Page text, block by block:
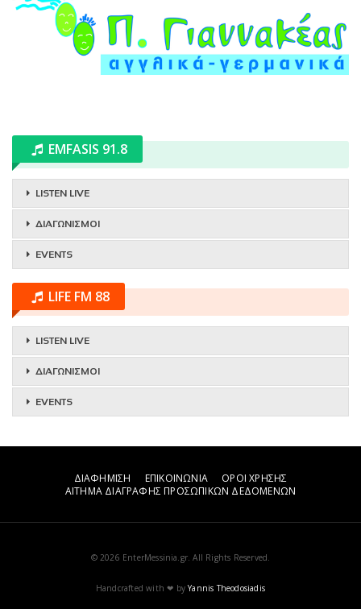
EMFASIS 91.8
LISTEN LIVE
ΔΙΑΓΩΝΙΣΜΟΙ
EVENTS
LIFE FM 88
LISTEN LIVE
ΔΙΑΓΩΝΙΣΜΟΙ
EVENTS
ΔΙΑΦΗΜΙΣΗ ΕΠΙΚΟΙΝΩΝΙΑ
ΟΡΟΙ ΧΡΗΣΗΣ
ΑΙΤΗΜΑ ΔΙΑΓΡΑΦΗΣ ΠΡΟΣΩΠΙΚΩΝ ΔΕΔΟΜΕΝΩΝ
© 2026 EnterMessinia.gr. All Rights Reserved.
Handcrafted with ❤ byYannis Theodosiadis